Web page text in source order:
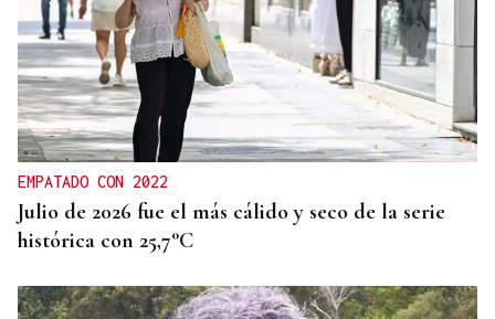
EMPATADO CON 2022
Julio de 2026 fue el más cálido y seco de la serie
histórica con 25,7°C